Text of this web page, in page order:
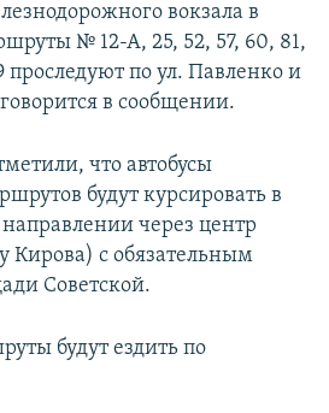
вокзала в
№ 12-А, 25, 52, 57, 60, 81,
проследуют по ул. Павленко и
в сообщении.
что автобусы
будут курсировать в
через центр
Кирова) с обязательным
Советской.
будут ездить по